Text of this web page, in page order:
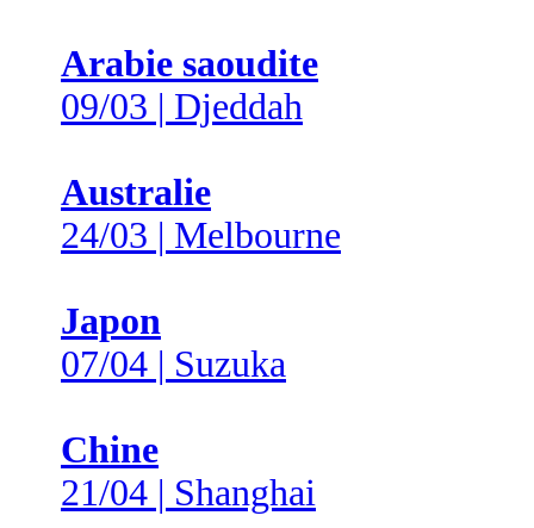
Arabie saoudite
09/03 | Djeddah
Australie
24/03 | Melbourne
Japon
07/04 | Suzuka
Chine
21/04 | Shanghai